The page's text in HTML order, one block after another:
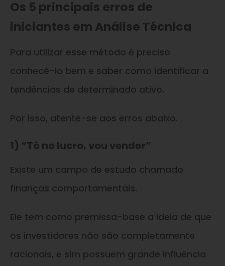
Os 5 principais erros de
iniciantes em Análise Técnica
Para utilizar esse método é preciso
conhecê-lo bem e saber como identificar a
tendências de determinado ativo.
Por isso, atente-se aos erros abaixo.
1) “Tô no lucro, vou vender”
Existe um campo de estudo chamado
finanças comportamentais.
Ele tem como premissa-base a ideia de que
os investidores não são completamente
racionais, e sim possuem grande influência